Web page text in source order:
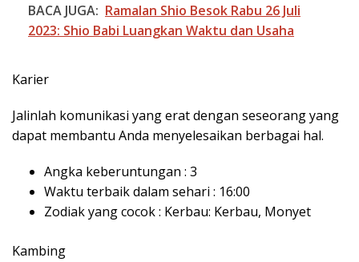
BACA JUGA: Ramalan Shio Besok Rabu 26 Juli
2023: Shio Babi Luangkan Waktu dan Usaha
Karier
Jalinlah komunikasi yang erat dengan seseorang yang
dapat membantu Anda menyelesaikan berbagai hal.
Angka keberuntungan : 3
Waktu terbaik dalam sehari : 16:00
Zodiak yang cocok : Kerbau: Kerbau, Monyet
Kambing